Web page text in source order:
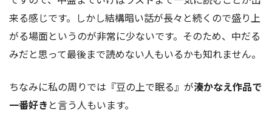
来る感じです。しかし結構暗い話が長々と続くので盛り上
がる場面というのが非常に少ないです。そのため、中だる
みだと思って最後まで読めない人もいるかも知れません。
ちなみに私の周りでは『豆の上で眠る』が湊かなえ作品で
一番好き と言う人もいます。